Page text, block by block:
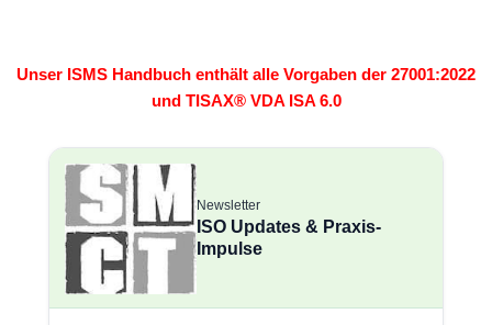
Unser ISMS Handbuch enthält alle Vorgaben der 27001:2022
und TISAX® VDA ISA 6.0
Newsletter
ISO Updates & Praxis-
Impulse